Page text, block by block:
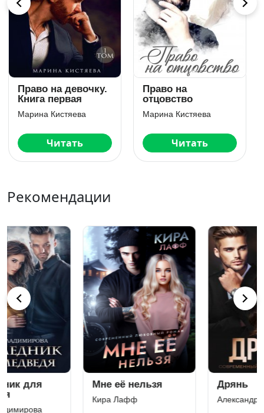
Бесправная
любовь
Марина Кистяева
Читать
Любовь олигарха
Марина Кистяева
Читать
Рекомендации
Дрянь
Александра Салиева
Возьму тебя,